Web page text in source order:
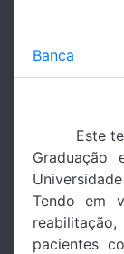
Banca
Este
Graduação
Tendo em
pacientes